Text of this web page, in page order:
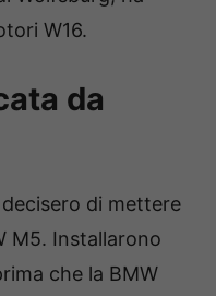
W16.
da
di mettere
M5. Installarono
che la BMW